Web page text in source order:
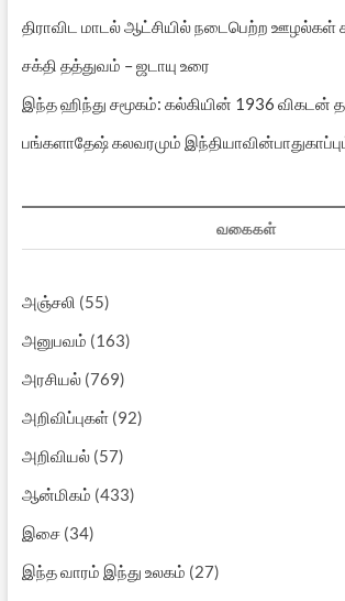
திராவிட மாடல் ஆட்சியில் நடைபெற்ற ஊழல்கள்
சக்தி தத்துவம் – ஜடாயு உரை
இந்த ஹிந்து சமூகம்: கல்கியின் 1936
பங்களாதேஷ் கலவரமும்
வகைகள்
அஞ்சலி (55)
அனுபவம் (163)
அரசியல்(769)
அறிவிப்புகள்(92)
அறிவியல்(57)
ஆன்மிகம் (433)
இசை(34)
இந்த வாரம் இந்து உலகம் (27)